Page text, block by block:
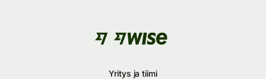
Yritys ja tiimi